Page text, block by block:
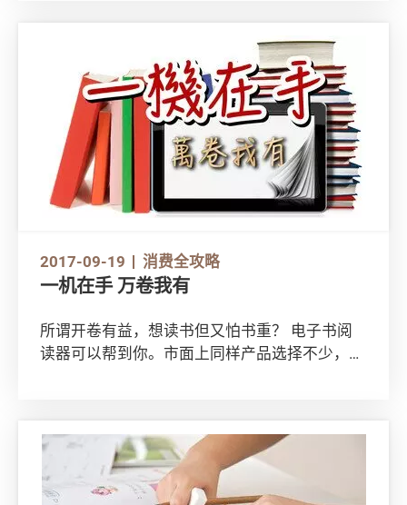
品致敏成份！
2017-09-19 消费全攻略
一机在手 万卷我有
所谓开卷有益，想读书但又怕书重？ 电子书阅
读器可以帮到你。市面上同样产品选择不少，应
士！